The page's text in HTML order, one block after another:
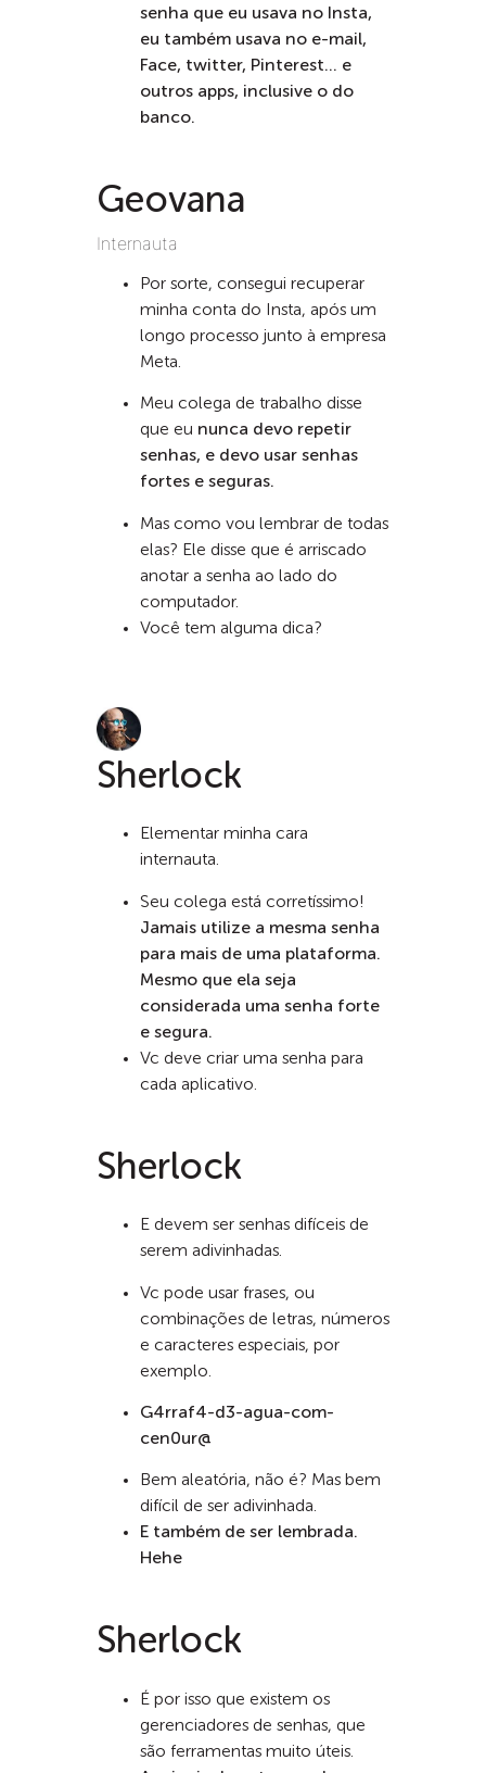
senha que eu usava no Insta,
eu também usava no e-mail,
Face, twitter, Pinterest… e
outros apps, inclusive o do
banco.
Geovana
Internauta
Por sorte, consegui recuperar
minha conta do Insta, após um
longo processo junto à empresa
Meta.
Meu colega de trabalho disse
que eu nunca devo repetir
senhas, e devo usar senhas
fortes e seguras.
Mas como vou lembrar de todas
elas? Ele disse que é arriscado
anotar a senha ao lado do
computador.
Você tem alguma dica?
Sherlock
Elementar minha cara
internauta.
Seu colega está corretíssimo!
Jamais utilize a mesma senha
para mais de uma plataforma.
Mesmo que ela seja
considerada uma senha forte
e segura.
Vc deve criar uma senha para
cada aplicativo.
Sherlock
E devem ser senhas difíceis de
serem adivinhadas.
Vc pode usar frases, ou
combinações de letras, números
e caracteres especiais, por
exemplo.
G4rraf4-d3-agua-com-
cen0ur@
Bem aleatória, não é? Mas bem
difícil de ser adivinhada.
E também de ser lembrada.
Hehe
Sherlock
É por isso que existem os
gerenciadores de senhas, que
são ferramentas muito úteis.